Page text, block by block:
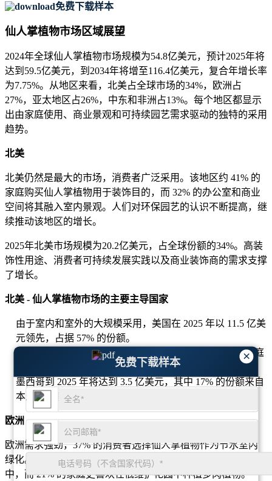
×
免费下载样本
免费下载样本
仙人掌植物市场区域展望
2024年全球仙人掌植物市场规模为54.8亿美元，预计2025年将
达到59.5亿美元，到2034年将增至116.4亿美元，复合年增长率
为7.75%。从地区来看，北美占全球市场的34%，欧洲占
27%，亚太地区占26%，中东和非洲占13%。每个地区都显示
出由家庭使用、商业景观和可持续园艺需求驱动的独特的采用
趋势。
北美
北美仍然是最大的市场，消费者广泛采用。该地区约 41% 的
家庭购买仙人掌植物用于装饰目的，而 32% 的办公室和商业
空间将其融入室内景观。人们对环保园艺的认识不断提高，继
续推动该地区的增长。
2025年北美市场规模为20.2亿美元，占全球份额的34%。高装
饰性用途、消费者可持续发展实践以及商业装饰商的需求支撑
了增长。
北美 - 仙人掌植物市场的主要主导国家
由于室内和室外的大规模采用，美国在 2025 年以 11.5 亿美
元领先，占据 57% 的份额。
加拿大在 2025 年录得 5.2 亿美元，其中 26% 的份额由家庭
墨西哥到 2025 年将达到 3.5 亿美元，其中 17% 的份额来自
本土仙人掌种植和出口。
欧洲
欧洲需求强劲，37% 的消费者选择仙人掌植物作为节水室内
绿化。该地区约 29% 的酒店和餐厅将仙人掌植物融入其装饰
中，而 21% 的家庭更喜欢在低维护花园中种植多肉植物。